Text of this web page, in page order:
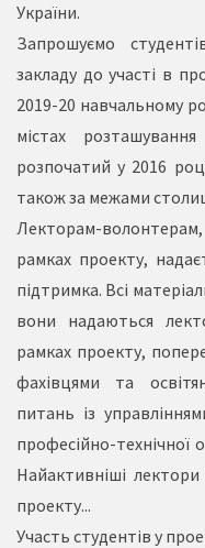
України.
Запрошуємо
закладу до участі в
2019-20 навчальному
містах
розпочатий у 2016
також за межами
Лекторам-
рамках проекту,
підтримка. Всі
вони надаються
рамках проекту,
фахівцями та
питань із
професійно-технічної
Найактивніші
проекту...
Участь студентів у